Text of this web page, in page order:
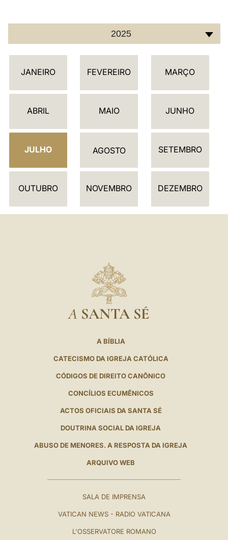
2025
C
L
D
R
JANEIRO FEVEREIRO MARÇO
ABRIL MAIO JUNHO
JULHO AGOSTO SETEMBRO
OUTUBRO NOVEMBRO DEZEMBRO
A SANTA SÉ
A BÍBLIA
CATECISMO DA IGREJA CATÓLICA
CÓDIGOS DE DIREITO CANÔNICO
CONCÍLIOS ECUMÊNICOS
ACTOS OFICIAIS DA SANTA SÉ
DOUTRINA SOCIAL DA IGREJA
ABUSO DE MENORES. A RESPOSTA DA IGREJA
ARQUIVO WEB
SALA DE IMPRENSA
VATICAN NEWS - RADIO VATICANA
L'OSSERVATORE ROMANO